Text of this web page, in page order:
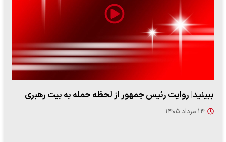
ببینید| روایت رئیس جمهور از لحظه حمله به بیت رهبری
۱۴ مرداد ۱۴۰۵